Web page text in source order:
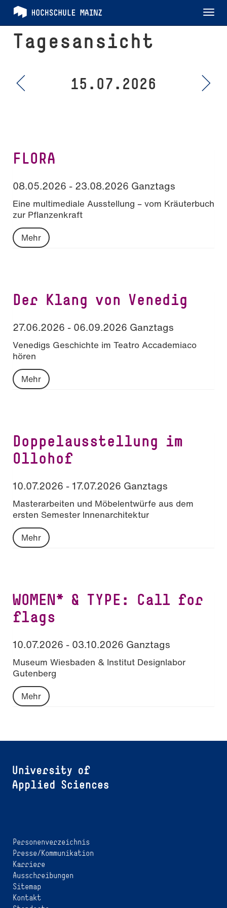
Tagesansicht
15.07.2026
FLORA
08.05.2026 - 23.08.2026 Ganztags
Eine multimediale Ausstellung – vom Kräuterbuch
zur Pflanzenkraft
Mehr
Der Klang von Venedig
27.06.2026 - 06.09.2026 Ganztags
Venedigs Geschichte im Teatro Accademiaco
hören
Mehr
Doppelausstellung im
Ollohof
10.07.2026 - 17.07.2026 Ganztags
Masterarbeiten und Möbelentwürfe aus dem
ersten Semester Innenarchitektur
Mehr
WOMEN* & TYPE: Call for
flags
10.07.2026 - 03.10.2026 Ganztags
Museum Wiesbaden & Institut Designlabor
Gutenberg
Mehr
Personenverzeichnis
Presse/Kommunikation
Karriere
Ausschreibungen
Sitemap
Kontakt